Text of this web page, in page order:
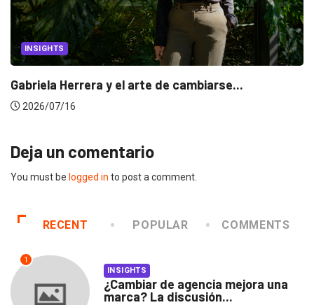
INSIGHTS
Gabriela Herrera y el arte de cambiarse...
2026/07/16
Deja un comentario
You must be logged in to post a comment.
RECENT POPULAR COMMENTS
1
INSIGHTS
¿Cambiar de agencia mejora una
marca? La discusión...